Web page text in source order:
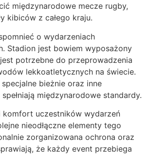
międzynarodowe mecze rugby,
kibiców z całego kraju.
o wydarzeniach
Stadion jest bowiem wyposażony
potrzebne do przeprowadzenia
lekkoatletycznych na świecie.
bieżnie oraz inne
międzynarodowe standardy.
komfort uczestników wydarzeń
nieodłączne elementy tego
zorganizowana ochrona oraz
że każdy event przebiega